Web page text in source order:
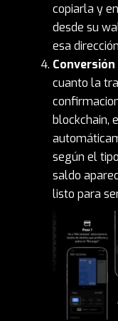
copiarla y
desde su
esa
cuanto la
blockchain,
según el
saldo
listo para